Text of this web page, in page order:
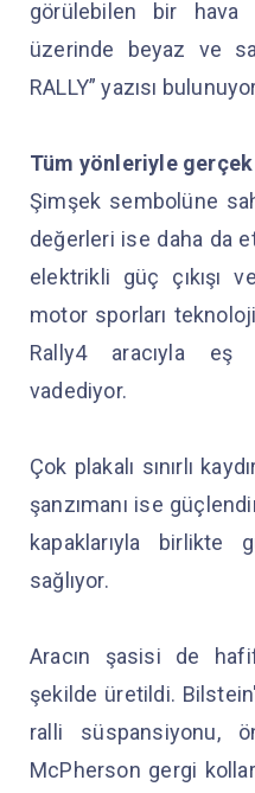
görülebilen bir
üzerinde beyaz ve
RALLY” yazısı
Tüm yönleriyle gerçek
Şimşek sembolüne
değerleri ise daha da
elektrikli güç çıkışı
motor sporları
Rally4 aracıyla
vadediyor.
Çok plakalı sınırlı
şanzımanı ise
kapaklarıyla
sağlıyor.
Aracın şasisi de
şekilde üretildi.
ralli süspansiyonu,
McPherson gergi